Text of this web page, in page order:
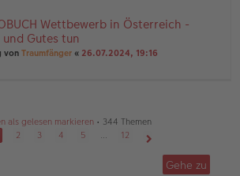
Wettbewerb in Österreich -
Gutes tun
von Traumfänger « 26.07.2024, 19:16
als gelesen markieren • 344 Themen
2 3 4 5 …
12
Gehe zu